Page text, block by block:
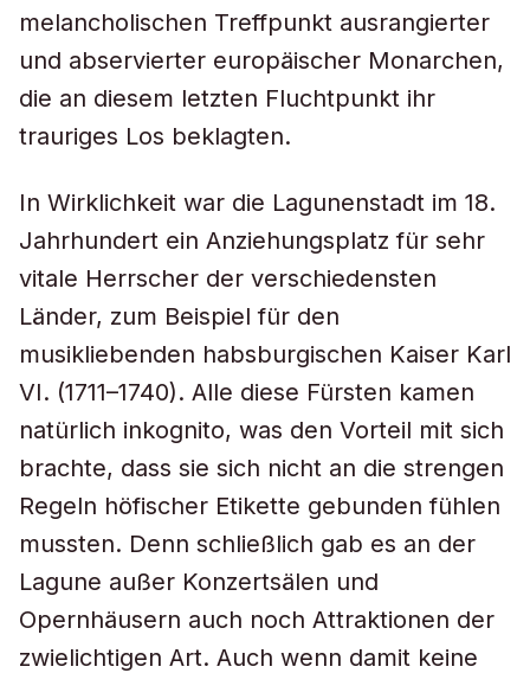
melancholischen Treffpunkt ausrangierter
und abservierter europäischer Monarchen,
die an diesem letzten Fluchtpunkt ihr
trauriges Los beklagten.
In Wirklichkeit war die Lagunenstadt im 18.
Jahrhundert ein Anziehungsplatz für sehr
vitale Herrscher der verschiedensten
Länder, zum Beispiel für den
musikliebenden habsburgischen Kaiser Karl
VI. (1711–1740). Alle diese Fürsten kamen
natürlich inkognito, was den Vorteil mit sich
brachte, dass sie sich nicht an die strengen
Regeln höfischer Etikette gebunden fühlen
mussten. Denn schließlich gab es an der
Lagune außer Konzertsälen und
Opernhäusern auch noch Attraktionen der
zwielichtigen Art. Auch wenn damit keine